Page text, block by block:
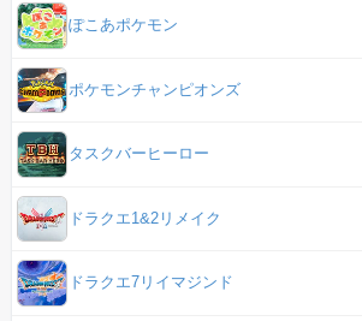
ぽこあポケモン
ポケモンチャンピオンズ
タスクバーヒーロー
ドラクエ1&2リメイク
ドラクエ7リイマジンド